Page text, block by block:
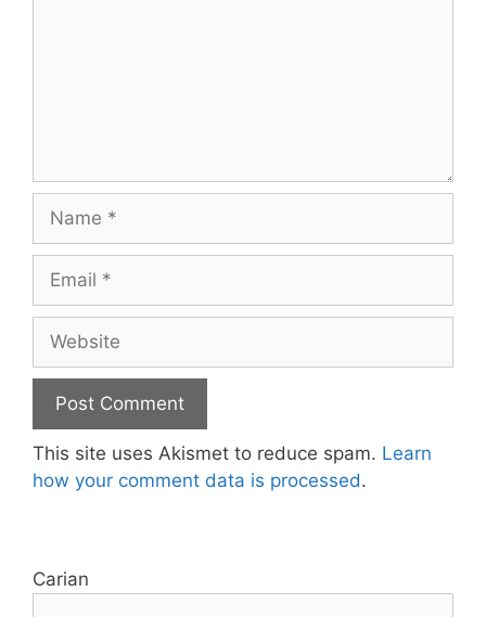
Name
Email
Website
This site uses Akismet to reduce spam. Learn
how your comment data is processed.
Carian